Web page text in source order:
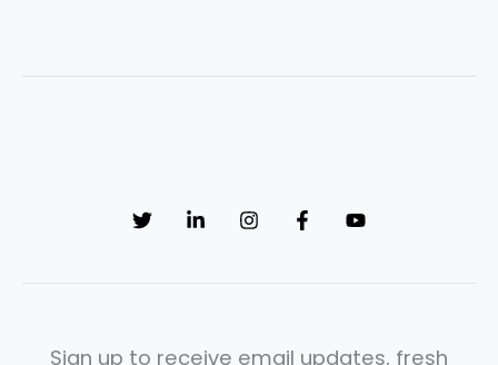
Sign up to receive email updates, fresh